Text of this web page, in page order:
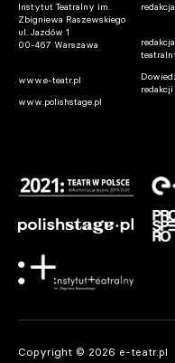
Instytut Teatralny im.
Zbigniewa Raszewskiego
ul. Jazdów 1
00-467 Warszawa
www.e-teatr.pl
www.polishstage.pl
redakcji
Copyright © 2026 e-teatr.pl